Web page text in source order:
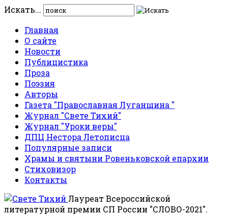
Искать...
Главная
О сайте
Новости
Публицистика
Проза
Поэзия
Авторы
Газета "Православная Луганщина "
Журнал "Свете Тихий"
Журнал "Уроки веры"
ДПЦ Нестора Летописца
Популярные записи
Храмы и святыни Ровеньковской епархии
Стиховизор
Контакты
Лауреат Всероссийской
литературной премии СП России "СЛОВО-2021".